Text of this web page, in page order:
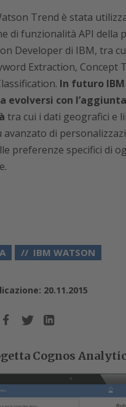
Trend è stata
di funzionalità API della
Developer di IBM, tra
Extraction, Concept
In futuro
evolversi con
tra cui i dati geografici e
avanzato di
preferenze specifici di
IBM WATSON
20.11.2015
Cognos